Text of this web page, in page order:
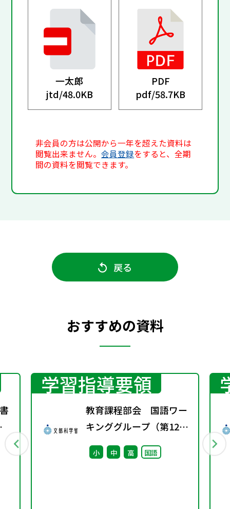
一太郎
jtd/48.0KB
PDF
pdf/58.7KB
非会員の方は公開から一年を超えた資料は
閲覧出来ません。会員登録をすると、全期
間の資料を閲覧できます。
戻る
おすすめの資料
学習指導要領
教育課程部会 国語ワー
キンググループ（第12
回） 配付資料
小 中 高 国語